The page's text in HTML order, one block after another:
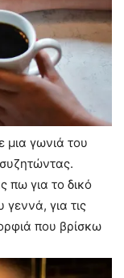
μια γωνιά του
για το δικό
για τις
που βρίσκω